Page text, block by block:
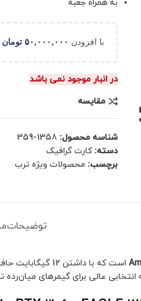
به همراه جعبه
با افزودن ۵۰,۰۰۰,۰۰۰ تومان
در انبار موجود نمی باشد
مقایسه
شناسه محصول: 1358-359
دسته: کارت گرافیک
برچسب: محصولات ویژه ترب
توضیحات
انتخابی عالی برای گیمرهای